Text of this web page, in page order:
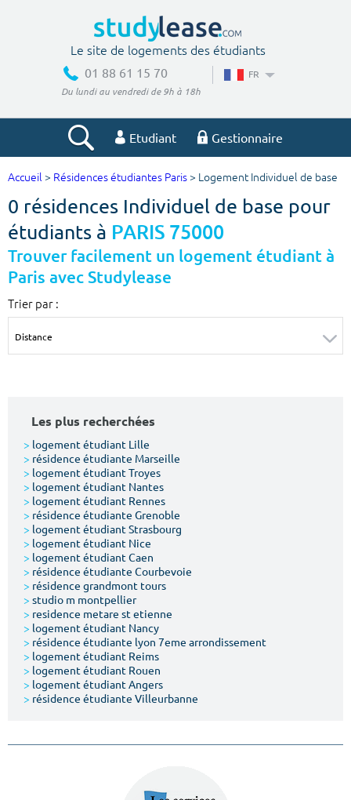
Le site de logements des étudiants
01 88 61 15 70
Du lundi au vendredi de 9h à 18h
FR
Etudiant Gestionnaire
Votre recherche
Ville, école
Type de location
Votre date d'entrée
Accueil > Résidences étudiantes Paris > Logement Individuel de base
0 résidences Individuel de base pour
étudiants à PARIS 75000
Trouver facilement un logement étudiant à
Paris avec Studylease
Trier par :
Les plus recherchées
> logement étudiant Lille
> résidence étudiante Marseille
> logement étudiant Troyes
> logement étudiant Nantes
> logement étudiant Rennes
> résidence étudiante Grenoble
> logement étudiant Strasbourg
> logement étudiant Nice
> logement étudiant Caen
> résidence étudiante Courbevoie
> résidence grandmont tours
> studio m montpellier
> residence metare st etienne
> logement étudiant Nancy
> résidence étudiante lyon 7eme arrondissement
> logement étudiant Reims
> logement étudiant Rouen
> logement étudiant Angers
> résidence étudiante Villeurbanne